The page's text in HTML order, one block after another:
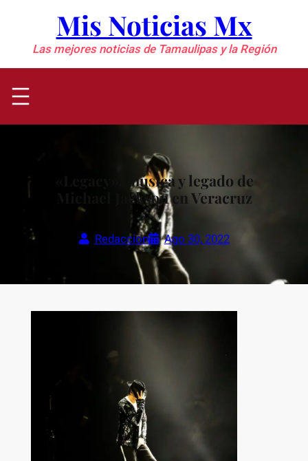
contenido
Mis Noticias Mx
Las mejores noticias de Tamaulipas y la Región
«Legacy», música y legado de
Michael Jackson en Veracruz
Redaccion Ago 30, 2022